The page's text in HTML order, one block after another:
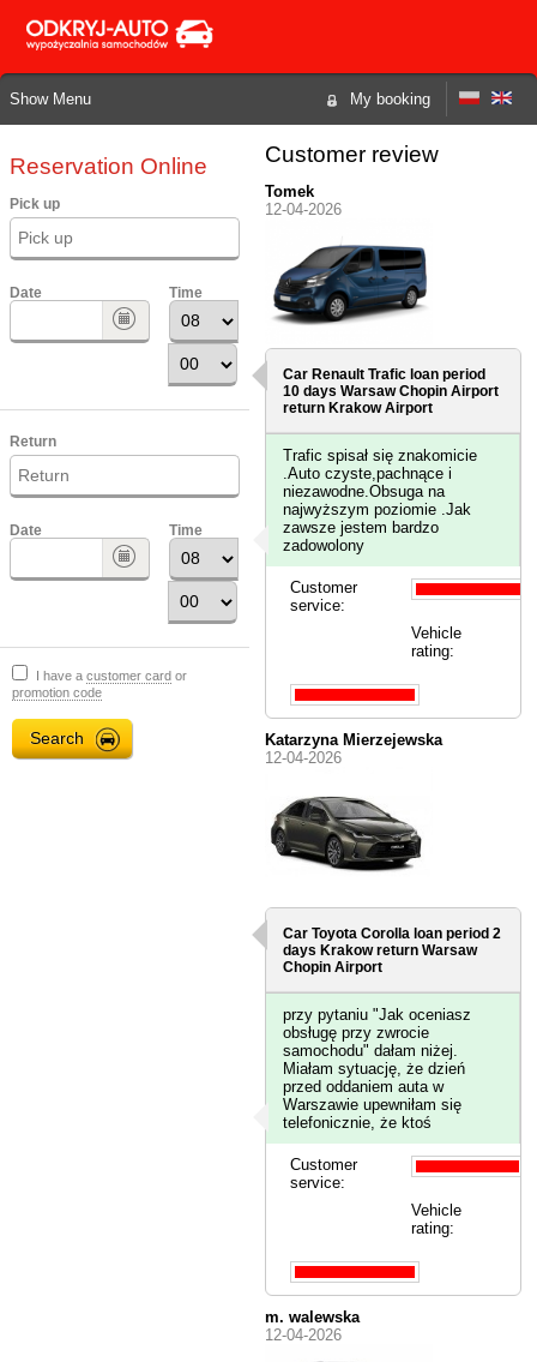
My booking
Show Menu
Reservation Online
Pick up
Date Time
Return
Date Time
I have a customer card or
promotion code
Customer review
Tomek
12-04-2026
Car Renault Trafic loan period
10 daysWarsaw Chopin Airport
return Krakow Airport
Trafic spisał się znakomicie
.Auto czyste,pachnące i
niezawodne.Obsuga na
najwyższym poziomie .Jak
zawsze jestem bardzo
zadowolony
Customer
service:
Vehicle
rating:
Katarzyna Mierzejewska
12-04-2026
Car Toyota Corolla loan period 2
daysKrakowreturn Warsaw
Chopin Airport
przy pytaniu "Jak oceniasz
obsługę przy zwrocie
samochodu" dałam niżej.
Miałam sytuację, że dzień
przed oddaniem auta w
Warszawie upewniłam się
telefonicznie, że ktoś
Customer
service:
Vehicle
rating:
m. walewska
12-04-2026